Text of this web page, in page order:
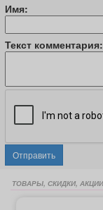
Имя:
Текст комментария:
Отправить
ТОВАРЫ, СКИДКИ, АКЦИИ